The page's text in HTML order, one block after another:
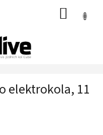
elektrokola, 11